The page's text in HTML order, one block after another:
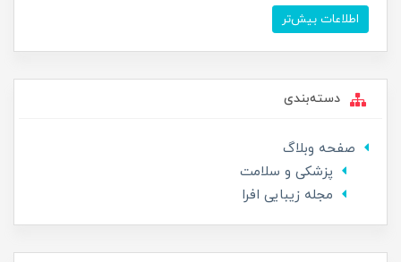
اطلاعات بیش‌تر
دسته‌بندی
صفحه وبلاگ
پزشکی و سلامت
مجله زیبایی افرا